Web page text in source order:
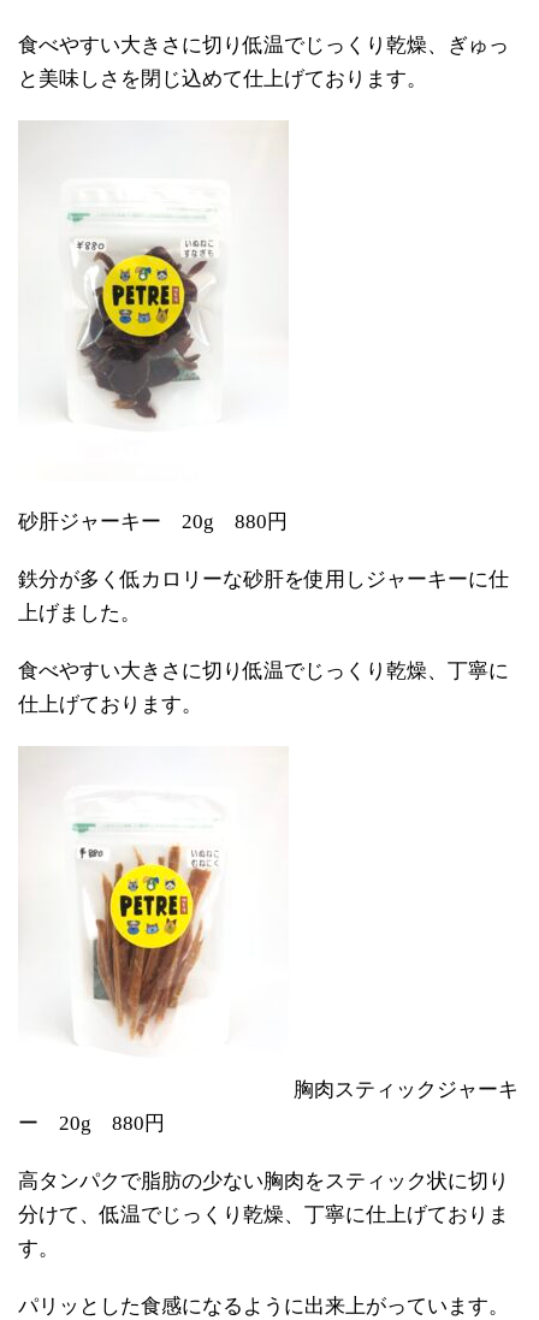
食べやすい大きさに切り低温でじっくり乾燥、ぎゅっ
と美味しさを閉じ込めて仕上げております。
砂肝ジャーキー 20g 880円
鉄分が多く低カロリーな砂肝を使用しジャーキーに仕
上げました。
食べやすい大きさに切り低温でじっくり乾燥、丁寧に
仕上げております。
胸肉スティックジャーキ
ー 20g 880円
高タンパクで脂肪の少ない胸肉をスティック状に切り
分けて、低温でじっくり乾燥、丁寧に仕上げておりま
す。
パリッとした食感になるように出来上がっています。